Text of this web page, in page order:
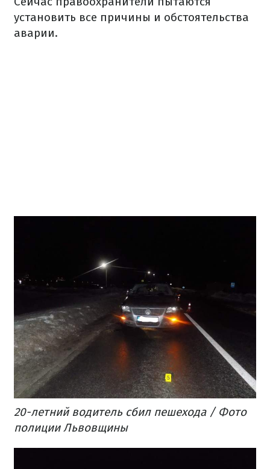
установить все причины и обстоятельства
аварии.
20-летний водитель сбил пешехода / Фото
полиции Львовщины